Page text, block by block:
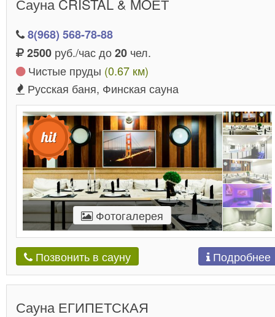
Сауна CRISTAL & MOЁТ
8(968) 568-78-88
2500 руб./час до20 чел.
Чистые пруды (0.67 км)
Русская баня, Финская сауна
Фотогалерея
Позвонить в сауну Подробнее
Сауна ЕГИПЕТСКАЯ